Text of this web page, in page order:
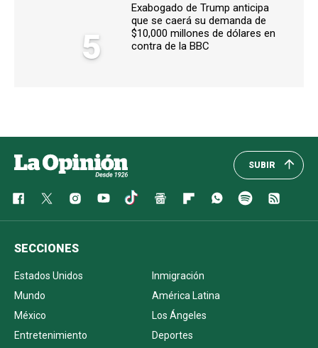
5
Exabogado de Trump anticipa
que se caerá su demanda de
$10,000 millones de dólares en
contra de la BBC
SUBIR
SECCIONES
Estados Unidos
Inmigración
Mundo
América Latina
México
Los Ángeles
Entretenimiento
Deportes